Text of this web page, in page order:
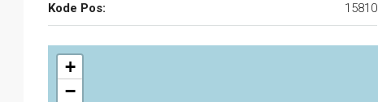
Kode Pos: 15810
+
−